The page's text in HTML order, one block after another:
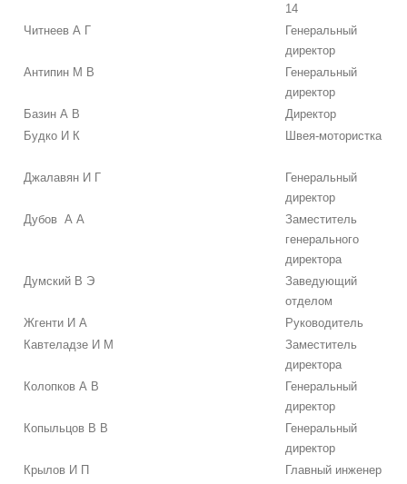
14
Читнеев А Г
Генеральный
директор
Антипин М В
Генеральный
директор
Базин А В
Директор
Будко И К
Швея-мотористка
Джалавян И Г
Генеральный
директор
Дубов А А
Заместитель
генерального
директора
Думский В Э
Заведующий
отделом
Жгенти И А
Руководитель
Кавтеладзе И М
Заместитель
директора
Колопков А В
Генеральный
директор
Копыльцов В В
Генеральный
директор
Крылов И П
Главный инженер